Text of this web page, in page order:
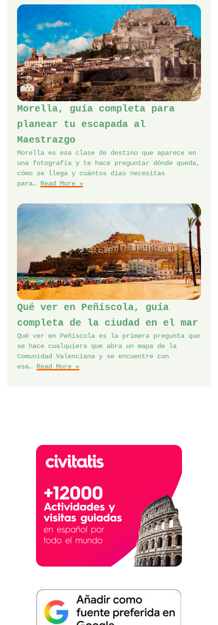
Morella, guía completa para
planear tu escapada al
Maestrazgo
Morella es esa clase de destino que aparece en
una fotografía y te hace preguntar dónde queda,
cómo se llega y cuántos días necesitas
para… Read More »
Qué ver en Peñíscola, guía
completa de la ciudad en el mar
Qué ver en Peñíscola es la primera pregunta que
se hace cualquiera que abra un mapa de la
Comunidad Valenciana y se encuentre con
esa… Read More »